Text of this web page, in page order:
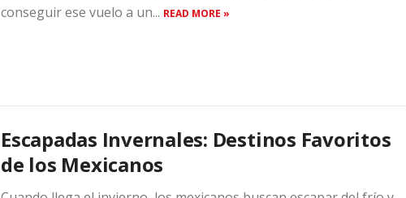
conseguir ese vuelo a un... READ MORE »
Escapadas Invernales: Destinos Favoritos
de los Mexicanos